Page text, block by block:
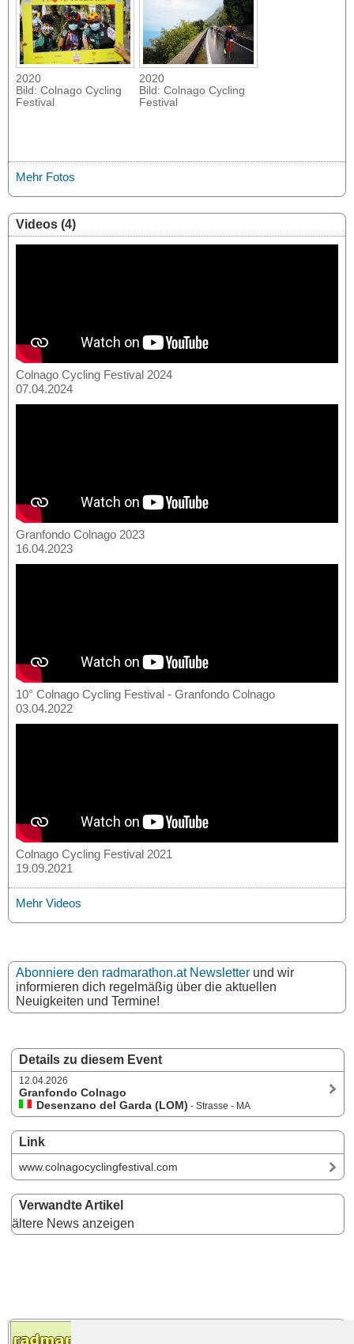
Details zu diesem Event
12.04.2026
Granfondo Colnago
Desenzano del Garda (LOM) - Strasse - MA
Link
www.colnagocyclingfestival.com
Verwandte Artikel
ältere News anzeigen
2020
Bild: Colnago Cycling
Festival
2020
Bild: Colnago Cycling
Festival
Mehr Fotos
Videos (4)
Colnago Cycling Festival 2024
07.04.2024
Granfondo Colnago 2023
16.04.2023
10° Colnago Cycling Festival - Granfondo Colnago
03.04.2022
Colnago Cycling Festival 2021
19.09.2021
Mehr Videos
Abonniere den radmarathon.at Newsletter und wir
informieren dich regelmäßig über die aktuellen
Neuigkeiten und Termine!